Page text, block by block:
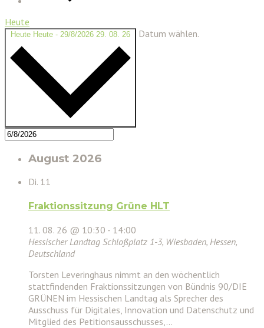
Heute
Heute Heute - 29/8/2026 29. 08. 26 Datum wählen.
August 2026
Di. 11
Fraktionssitzung Grüne HLT
11. 08. 26 @ 10:30 - 14:00
Hessischer Landtag Schloßplatz 1-3, Wiesbaden, Hessen,
Deutschland
Torsten Leveringhaus nimmt an den wöchentlich
stattfindenden Fraktionssitzungen von Bündnis 90/DIE
GRÜNEN im Hessischen Landtag als Sprecher des
Ausschuss für Digitales, Innovation und Datenschutz und
Mitglied des Petitionsausschusses,…